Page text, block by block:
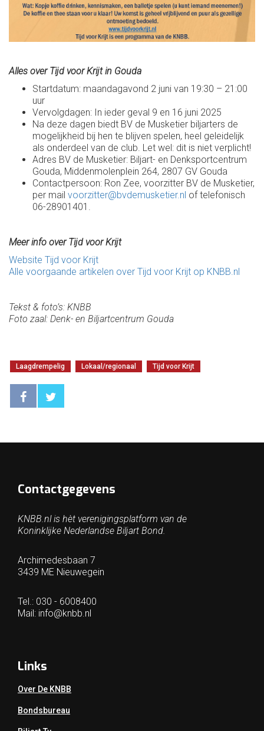
Alles over Tijd voor Krijt in Gouda
Startdatum: maandagavond 2 juni van 19:30 – 21:00
uur
Vervolgdagen: In ieder geval 9 en 16 juni 2025
Na deze dagen biedt BV de Musketier biljarters de
mogelijkheid bij hen te blijven spelen, heel geleidelijk
als onderdeel van de club. Let wel: dit is niet verplicht!
Adres BV de Musketier: Biljart- en Denksportcentrum
Gouda, Middenmolenplein 264, 2807 GV Gouda
Contactpersoon: Ron Zee, voorzitter BV de Musketier,
per mail voorzitter@bvdemusketier.nl of telefonisch
06-28901401.
Meer info over Tijd voor Krijt
Website Tijd voor Krijt
Alle voorgaande artikelen over Tijd voor Krijt op KNBB.nl
Tekst & foto’s: KNBB
Foto zaal: Denk- en Biljartcentrum Gouda
Laagdrempelig Lokaal/regionaal Tijd voor Krijt
Contactgegevens
KNBB.nl is hèt verenigingsplatform van de
Koninklijke Nederlandse Biljart Bond.
Archimedesbaan 7
3439 ME Nieuwegein
Tel.: 030 - 6008400
Mail: info@knbb.nl
Links
Over De KNBB
Bondsbureau